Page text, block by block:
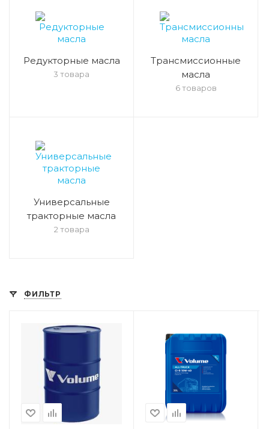
Редукторные масла
3 товара
Трансмиссионные
масла
6 товаров
Универсальные
тракторные масла
2 товара
ФИЛЬТР